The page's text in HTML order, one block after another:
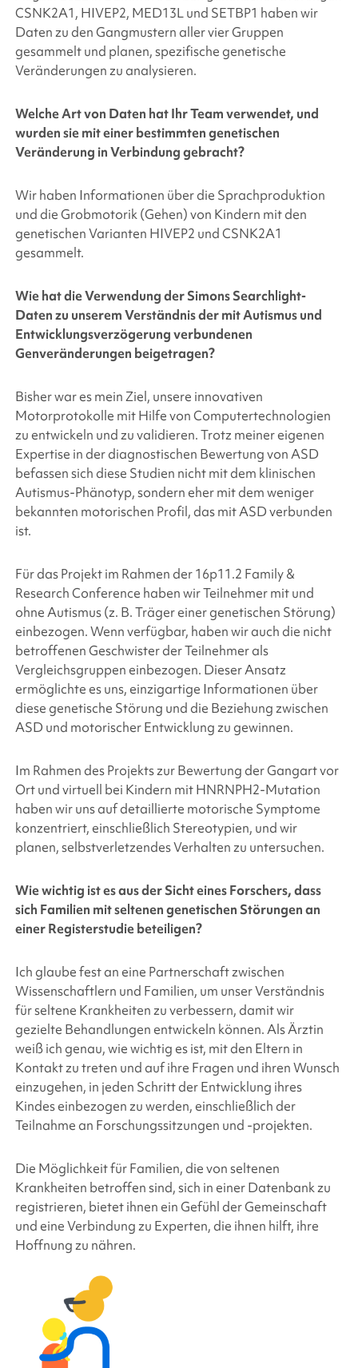
CSNK2A1, HIVEP2, MED13L und SETBP1 haben wir
Daten zu den Gangmustern aller vier Gruppen
gesammelt und planen, spezifische genetische
Veränderungen zu analysieren.
Welche Art von Daten hat Ihr Team verwendet, und
wurden sie mit einer bestimmten genetischen
Veränderung in Verbindung gebracht?
Wir haben Informationen über die Sprachproduktion
und die Grobmotorik (Gehen) von Kindern mit den
genetischen Varianten HIVEP2 und CSNK2A1
gesammelt.
Wie hat die Verwendung derSimons Searchlight-
Daten zu unserem Verständnis der mit Autismus und
Entwicklungsverzögerung verbundenen
Genveränderungen beigetragen?
Bisher war es mein Ziel, unsere innovativen
Motorprotokolle mit Hilfe von Computertechnologien
zu entwickeln und zu validieren. Trotz meiner eigenen
Expertise in der diagnostischen Bewertung von ASD
befassen sich diese Studien nicht mit dem klinischen
Autismus-Phänotyp, sondern eher mit dem weniger
bekannten motorischen Profil, das mit ASD verbunden
ist.
Für das Projekt im Rahmen der 16p11.2 Family &
Research Conference haben wir Teilnehmer mit und
ohne Autismus (z. B. Träger einer genetischen Störung)
einbezogen. Wenn verfügbar, haben wir auch die nicht
betroffenen Geschwister der Teilnehmer als
Vergleichsgruppen einbezogen. Dieser Ansatz
ermöglichte es uns, einzigartige Informationen über
diese genetische Störung und die Beziehung zwischen
ASD und motorischer Entwicklung zu gewinnen.
Im Rahmen des Projekts zur Bewertung der Gangart vor
Ort und virtuell bei Kindern mit HNRNPH2-Mutation
haben wir uns auf detaillierte motorische Symptome
konzentriert, einschließlich Stereotypien, und wir
planen, selbstverletzendes Verhalten zu untersuchen.
Wie wichtig ist es aus der Sicht eines Forschers, dass
sich Familien mit seltenen genetischen Störungen an
einer Registerstudie beteiligen?
Ich glaube fest an eine Partnerschaft zwischen
Wissenschaftlern und Familien, um unser Verständnis
für seltene Krankheiten zu verbessern, damit wir
gezielte Behandlungen entwickeln können. Als Ärztin
weiß ich genau, wie wichtig es ist, mit den Eltern in
Kontakt zu treten und auf ihre Fragen und ihren Wunsch
einzugehen, in jeden Schritt der Entwicklung ihres
Kindes einbezogen zu werden, einschließlich der
Teilnahme an Forschungssitzungen und -projekten.
Die Möglichkeit für Familien, die von seltenen
Krankheiten betroffen sind, sich in einer Datenbank zu
registrieren, bietet ihnen ein Gefühl der Gemeinschaft
und eine Verbindung zu Experten, die ihnen hilft, ihre
Hoffnung zu nähren.